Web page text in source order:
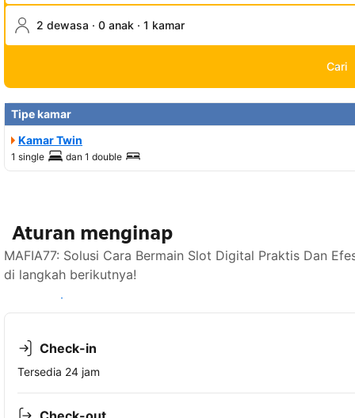
2 dewasa · 0 anak · 1 kamar
Cari
Tipe kamar
Kamar Twin
1 single dan 1 double
Aturan menginap
MAFIA77: Solusi Cara Bermain Slot Digital Praktis Dan
di langkah berikutnya!
Lihat ketersediaan
Check-in
Tersedia 24 jam